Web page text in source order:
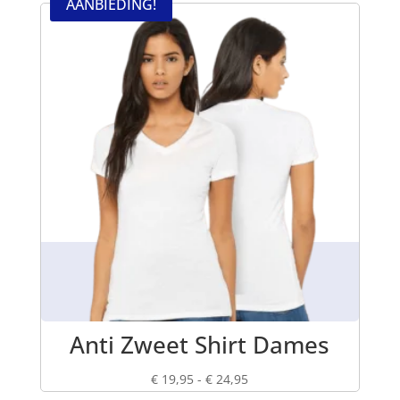
AANBIEDING!
Anti Zweet Shirt Dames
€ 19,95 - € 24,95Prijsklasse: